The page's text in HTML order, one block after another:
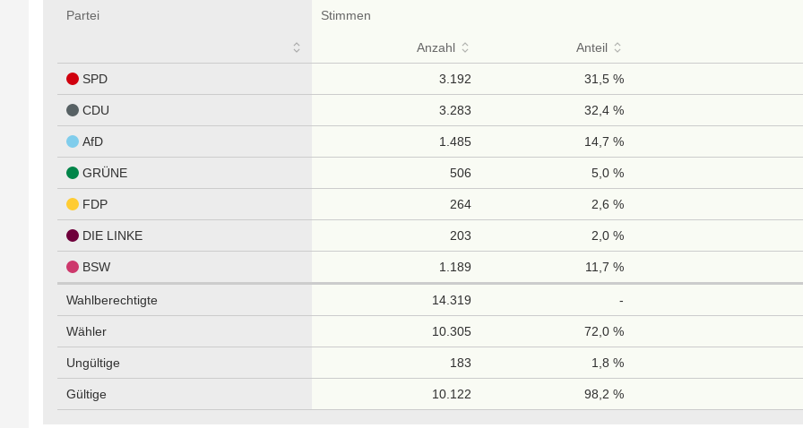
Partei Stimmen
Anzahl Anteil
SPD 3.192 31,5 %
CDU 3.283 32,4 %
AfD 1.485 14,7 %
GRÜNE 506 5,0 %
FDP 264 2,6 %
DIE LINKE 203 2,0 %
BSW 1.189 11,7 %
Wahlberechtigte 14.319 -
Wähler 10.305 72,0 %
Ungültige 183 1,8 %
Gültige 10.122 98,2 %